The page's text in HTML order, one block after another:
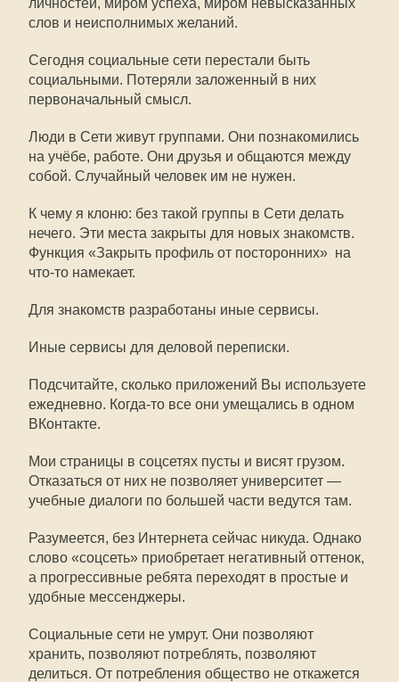
личностей, миром успеха, миром невысказанных
слов и неисполнимых желаний.
Сегодня социальные сети перестали быть
социальными. Потеряли заложенный в них
первоначальный смысл.
Люди в Сети живут группами. Они познакомились
на учёбе, работе. Они друзья и общаются между
собой. Случайный человек им не нужен.
К чему я клоню: без такой группы в Сети делать
нечего. Эти места закрыты для новых знакомств.
Функция «Закрыть профиль от посторонних» на
что-то намекает.
Для знакомств разработаны иные сервисы.
Иные сервисы для деловой переписки.
Подсчитайте, сколько приложений Вы используете
ежедневно. Когда-то все они умещались в одном
ВКонтакте.
Мои страницы в соцсетях пусты и висят грузом.
Отказаться от них не позволяет университет —
учебные диалоги по большей части ведутся там.
Разумеется, без Интернета сейчас никуда. Однако
слово «соцсеть» приобретает негативный оттенок,
а прогрессивные ребята переходят в простые и
удобные мессенджеры.
Социальные сети не умрут. Они позволяют
хранить, позволяют потреблять, позволяют
делиться. От потребления общество не откажется